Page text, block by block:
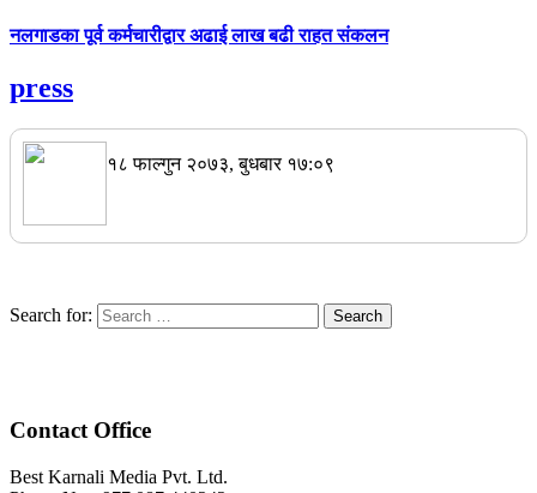
नलगाडका पूर्व कर्मचारीद्वार अढाई लाख बढी राहत संकलन
press
१८ फाल्गुन २०७३, बुधबार १७:०९
Search for:
Contact Office
Best Karnali Media Pvt. Ltd.